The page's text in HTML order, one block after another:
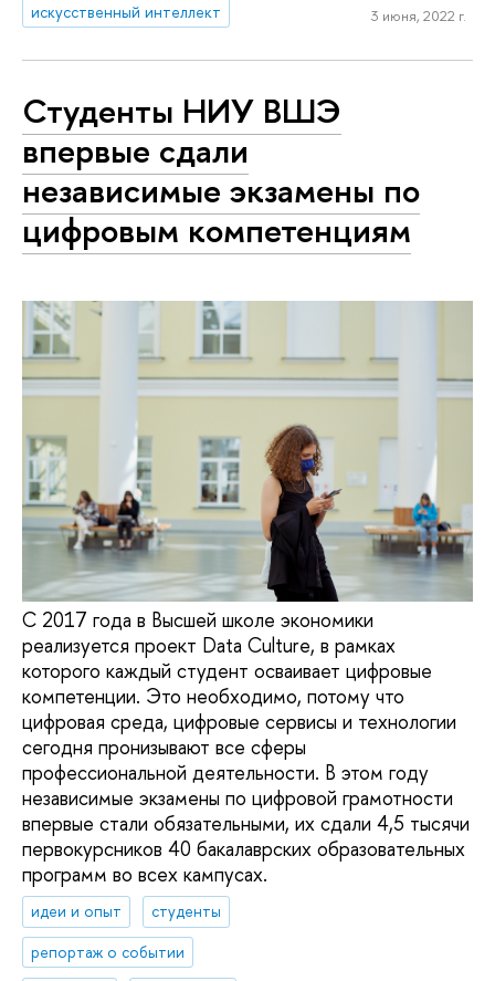
искусственный интеллект
3 июня, 2022 г.
Студенты НИУ ВШЭ
впервые сдали
независимые экзамены по
цифровым компетенциям
С 2017 года в Высшей школе экономики
реализуется проект Data Culture, в рамках
которого каждый студент осваивает цифровые
компетенции. Это необходимо, потому что
цифровая среда, цифровые сервисы и технологии
сегодня пронизывают все сферы
профессиональной деятельности. В этом году
независимые экзамены по цифровой грамотности
впервые стали обязательными, их сдали 4,5 тысячи
первокурсников 40 бакалаврских образовательных
программ во всех кампусах.
идеи и опыт
студенты
репортаж о событии